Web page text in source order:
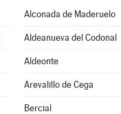
Alconada de Maderuelo
Aldeanueva del Codonal
Aldeonte
Arevalillo de Cega
Bercial